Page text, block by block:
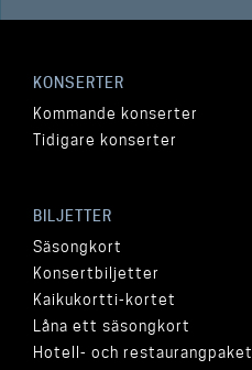
KONSERTER
Kommande konserter
Tidigare konserter
BILJETTER
Säsongkort
Konsertbiljetter
Kaikukortti-kortet
Låna ett säsongkort
Hotell- och restaurangpaket